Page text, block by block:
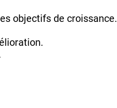
objectifs de croissance.